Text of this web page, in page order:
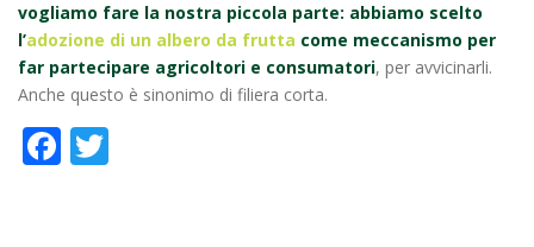
vogliamo fare la nostra piccola parte: abbiamo scelto
l’adozione di un albero da frutta come meccanismo per
far partecipare agricoltori e consumatori, per avvicinarli.
Anche questo è sinonimo di filiera corta.
Facebook